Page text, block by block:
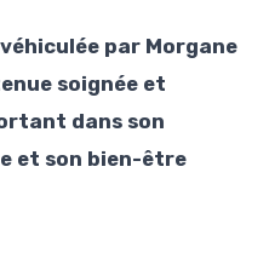
par Morgane
soignée et
dans son
et son bien-être